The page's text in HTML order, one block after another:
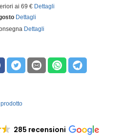
ai 69 € Dettagli
Dettagli
Dettagli
285 recensioni